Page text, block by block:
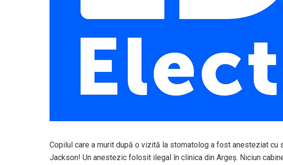
Copilul care a murit după o vizită la stomatolog a fost anesteziat cu
Jackson! Un anestezic folosit ilegal în clinica din Argeş. Niciun